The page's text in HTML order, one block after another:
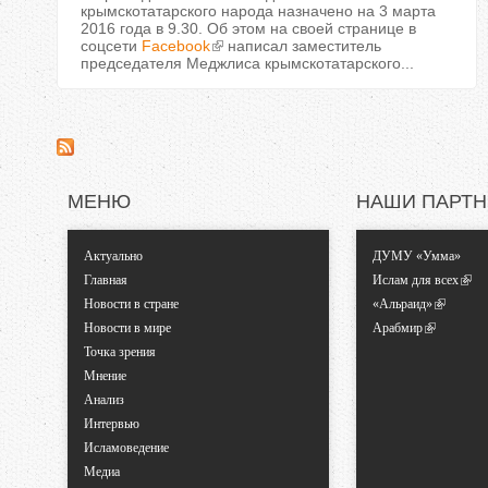
крымскотатарского народа назначено на 3 марта
2016 года в 9.30. Об этом на своей странице в
соцсети Facebook
написал заместитель
председателя Меджлиса крымскотатарского...
МЕНЮ
Актуально
Главная
Новости в стране
Новости в мире
Точка зрения
Мнение
Анализ
Интервью
Исламоведение
Медиа
НАШИ
ДУМУ «Умма»
Ислам для всех
«Альраид»
Арабмир